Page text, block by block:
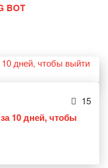
BOT
15
10 дней, чтобы